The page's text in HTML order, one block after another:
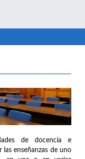
de docencia e
las enseñanzas de uno